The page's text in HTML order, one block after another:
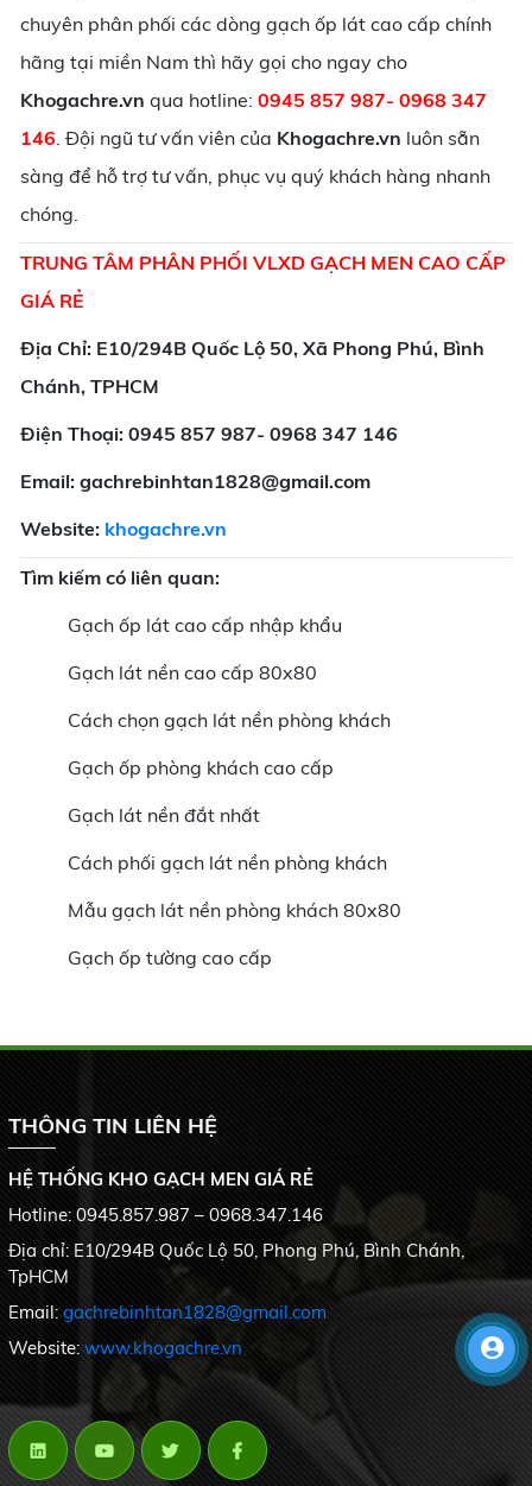
chuyên phân phối các dòng gạch ốp lát cao cấp chính
hãng tại miền Nam thì hãy gọi cho ngay cho
Khogachre.vn qua hotline: 0945 857 987- 0968 347
146. Đội ngũ tư vấn viên của Khogachre.vn luôn sẵn
sàng để hỗ trợ tư vấn, phục vụ quý khách hàng nhanh
chóng.
TRUNG TÂM PHÂN PHỐI VLXD GẠCH MEN CAO CẤP
GIÁ RẺ
Địa Chỉ: E10/294B Quốc Lộ 50, Xã Phong Phú, Bình
Chánh, TPHCM
Điện Thoại: 0945 857 987- 0968 347 146
Email: gachrebinhtan1828@gmail.com
Website: khogachre.vn
Tìm kiếm có liên quan:
Gạch ốp lát cao cấp nhập khẩu
Gạch lát nền cao cấp 80x80
Cách chọn gạch lát nền phòng khách
Gạch ốp phòng khách cao cấp
Gạch lát nền đắt nhất
Cách phối gạch lát nền phòng khách
Mẫu gạch lát nền phòng khách 80x80
Gạch ốp tường cao cấp
THÔNG TIN LIÊN HỆ
HỆ THỐNG KHO GẠCH MEN GIÁ RẺ
Hotline: 0945.857.987 – 0968.347.146
Địa chỉ: E10/294B Quốc Lộ 50, Phong Phú, Bình Chánh,
TpHCM
Email: gachrebinhtan1828@gmail.com
Website:www.khogachre.vn